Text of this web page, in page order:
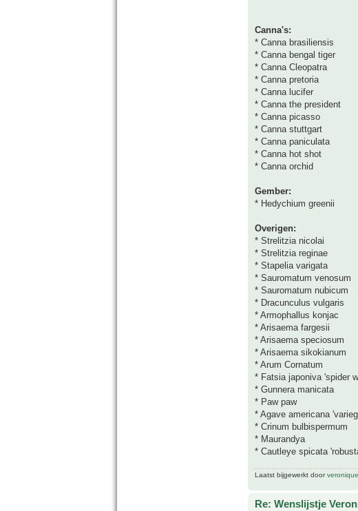
Canna's:
* Canna brasiliensis
* Canna bengal tiger
* Canna Cleopatra
* Canna pretoria
* Canna lucifer
* Canna the president
* Canna picasso
* Canna stuttgart
* Canna paniculata
* Canna hot shot
* Canna orchid
Gember:
* Hedychium greenii
Overigen:
* Strelitzia nicolai
* Strelitzia reginae
* Stapelia varigata
* Sauromatum venosum
* Sauromatum nubicum
* Dracunculus vulgaris
* Armophallus konjac
* Arisaema fargesii
* Arisaema speciosum
* Arisaema sikokianum
* Arum Cornatum
* Fatsia japoniva 'spider
* Gunnera manicata
* Paw paw
* Agave americana
* Crinum bulbispermum
* Maurandya
* Cautleye spicata
Laatst bijgewerkt doorveronique
Re: Wenslijstje